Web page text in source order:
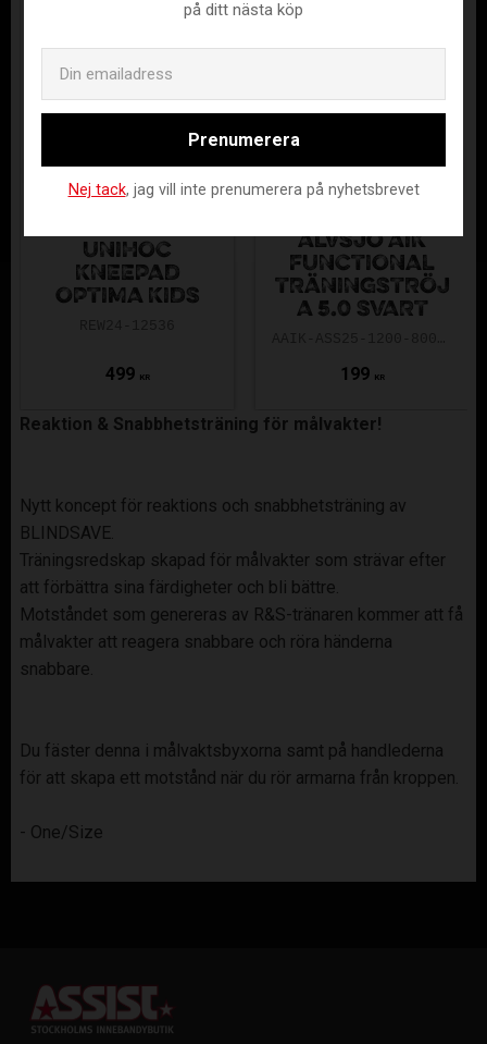
UNIHOC
KNEEPAD
OPTIMA KIDS
499 KR
ÄLVSJÖ AIK
FUNCTIONAL
TRÄNINGSTRÖJ
A 5.0 SVART
199 KR
Reaktion & Snabbhetsträning för målvakter!
Nytt koncept för reaktions och snabbhetsträning av
BLINDSAVE.
Träningsredskap skapad för målvakter som strävar efter
att förbättra sina färdigheter och bli bättre.
Motståndet som genereras av R&S-tränaren kommer att få
målvakter att reagera snabbare och röra händerna
snabbare.
Du fäster denna i målvaktsbyxorna samt på handlederna
för att skapa ett motstånd när du rör armarna från kroppen.
- One/Size
på ditt nästa köp
Prenumerera
Nej tack, jag vill inte prenumerera på nyhetsbrevet